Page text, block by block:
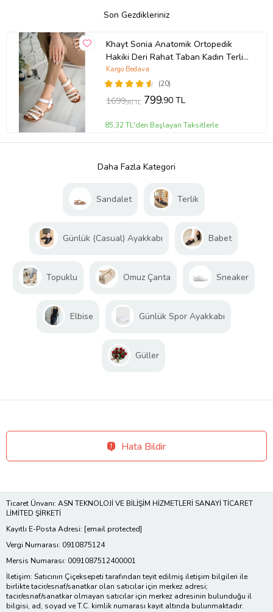
Son Gezdikleriniz
Khayt Sonia Anatomik Ortopedik
Hakiki Deri Rahat Taban Kadın Terlik
Sandalet (Beyaz)
(20)
Kargo Bedava
1699,90 TL 799,90 TL
85,32 TL'den Başlayan Taksitlerle
Daha Fazla Kategori
Sandalet Terlik
Günlük (Casual) Ayakkabı Babet
Topuklu Omuz Çanta Sneaker
Elbise Günlük Spor Ayakkabı
Güller
Hata Bildir
Ticaret Ünvanı: ASN TEKNOLOJİ VE BİLİŞİM HİZMETLERİ SANAYİ TİCARET
LİMİTED ŞİRKETİ
Kayıtlı E-Posta Adresi: [email protected]
Vergi Numarası: 0910875124
Mersis Numarası: 0091087512400001
İletişim: Satıcının Çiçeksepeti tarafından teyit edilmiş iletişim bilgileri ile
birlikte tacir/esnaf/sanatkar olan satıcılar için merkez adresi;
tacir/esnaf/sanatkar olmayan satıcılar için merkez adresinin bulunduğu il
bilgisi, ad, soyad ve T.C. kimlik numarası kayıt altında bulunmaktadır.